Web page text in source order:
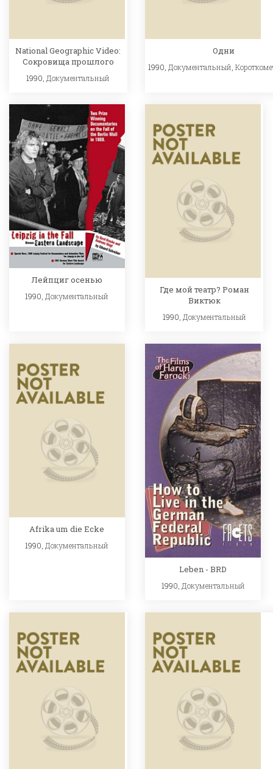
National Geographic Video:
Сокровища прошлого
1990, Документальный
Одни
1990, Документальный ,
Лейпциг осенью
1990, Документальный
Где мой театр? Роман
Виктюк
1990, Документальный
Afrika um die Ecke
1990, Документальный
Leben - BRD
1990, Документальный